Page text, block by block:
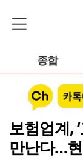
종합
보험업계,
만난다…